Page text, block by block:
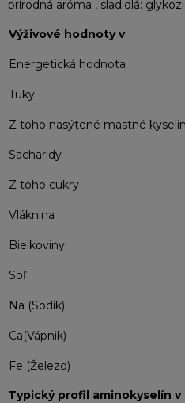
prírodná aróma , sladidlá:
Výživové hodnoty v
Energetická hodnota
Tuky
Z toho nasýtené mastné
Sacharidy
Z toho cukry
Vláknina
Bielkoviny
Soľ
Na (Sodík)
Ca(Vápnik)
Fe (Železo)
Typický profil aminokyselín v